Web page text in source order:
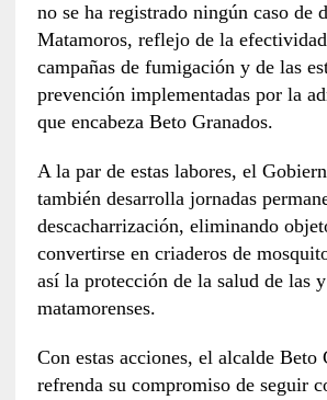
no se ha registrado ningún caso de
Matamoros, reflejo de la
campañas de fumigación y de las
prevención implementadas por la
que encabeza Beto Granados.
A la par de estas labores, el
también desarrolla jornadas
descacharrización, eliminando
convertirse en criaderos de
así la protección de la salud de las
matamorenses.
Con estas acciones, el alcalde Beto
refrenda su compromiso de seguir